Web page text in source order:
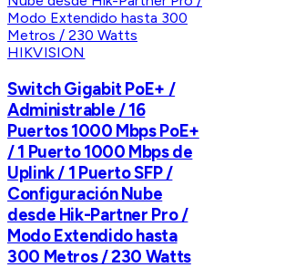
HIKVISION
Switch Gigabit PoE+ /
Administrable / 16
Puertos 1000 Mbps PoE+
/ 1 Puerto 1000 Mbps de
Uplink / 1 Puerto SFP /
Configuración Nube
desde Hik-Partner Pro /
Modo Extendido hasta
300 Metros / 230 Watts